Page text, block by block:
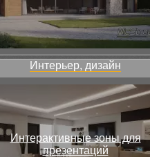
Интерьер, дизайн
Интерактивные зоны для
презентаций